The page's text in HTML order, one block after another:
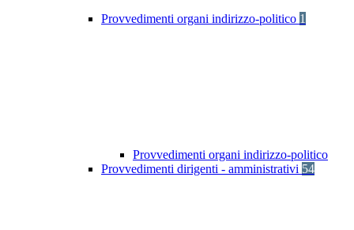
Provvedimenti organi indirizzo-politico 1
Provvedimenti organi indirizzo-politico
Provvedimenti dirigenti - amministrativi 54